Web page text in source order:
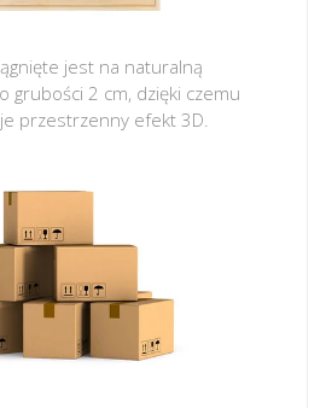
jest na naturalną
grubości 2 cm, dzięki czemu
przestrzenny efekt 3D.